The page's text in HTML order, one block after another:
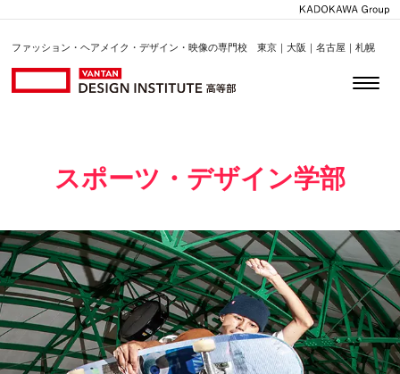
ファッション・ヘアメイク・デザイン・映像の専門校 東京｜大阪｜名古屋｜札幌
スポーツ・デザイン学部